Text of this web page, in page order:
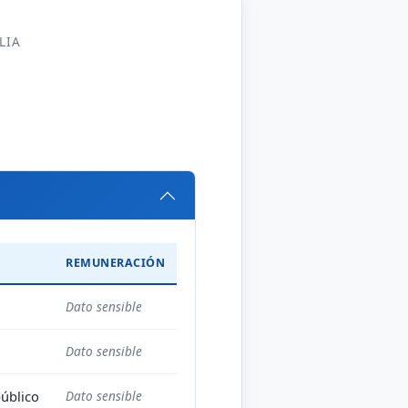
REMUNERACIÓN
Dato sensible
Dato sensible
Dato sensible